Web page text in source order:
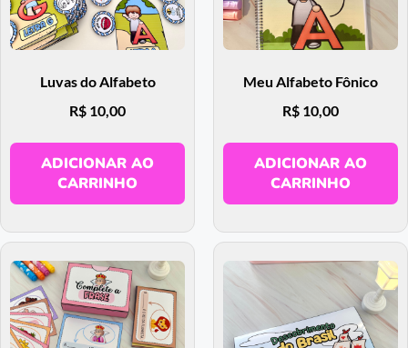
Luvas do Alfabeto
R$ 10,00
ADICIONAR AO
CARRINHO
Meu Alfabeto Fônico
R$ 10,00
ADICIONAR AO
CARRINHO